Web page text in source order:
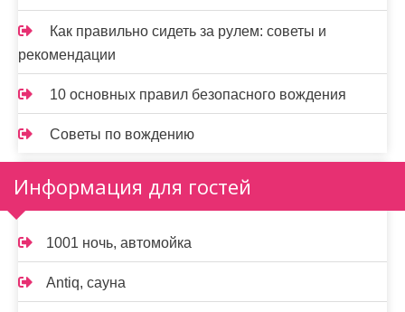
Как правильно сидеть за рулем: советы и
рекомендации
10 основных правил безопасного вождения
Советы по вождению
Информация для гостей
1001 ночь, автомойка
Antiq, сауна